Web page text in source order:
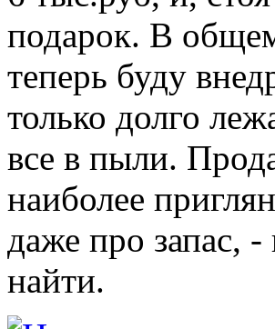
подарок. В
теперь буду
только долго
все в пыли.
наиболее
даже про запас,
найти.